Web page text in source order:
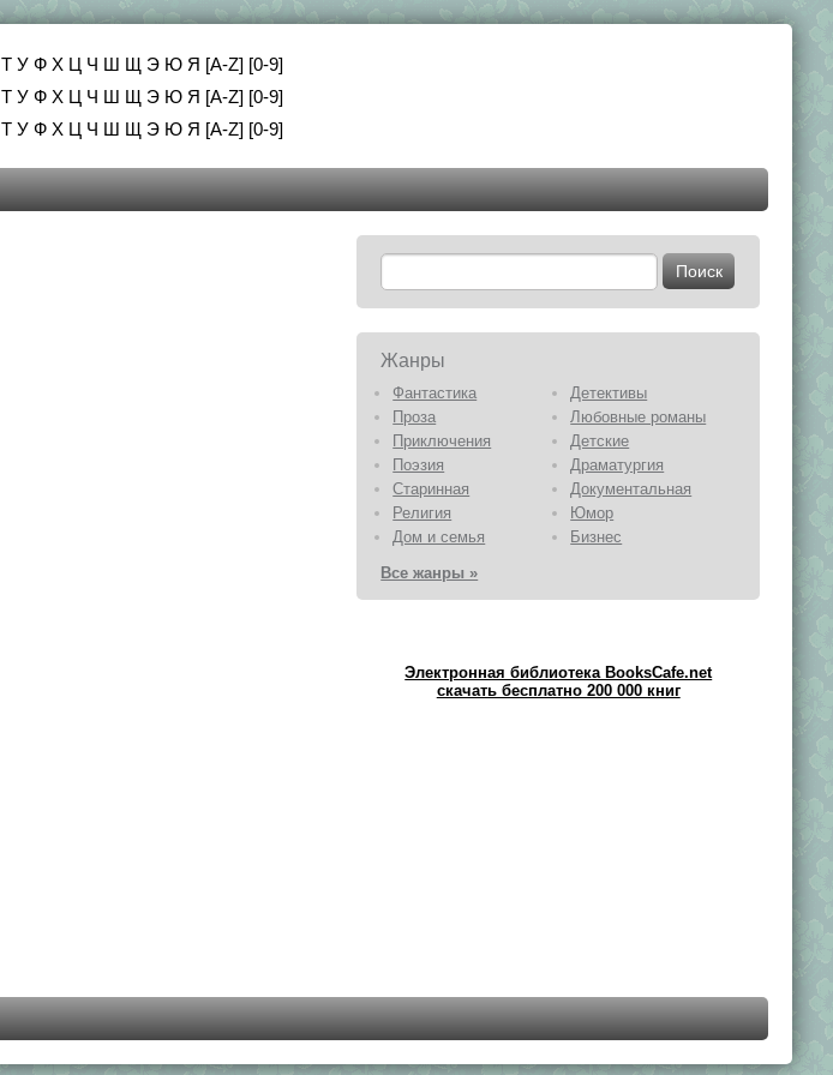
Т У Ф Х Ц Ч Ш Щ Э Ю Я [A-Z] [0-9]
Т У Ф Х Ц Ч Ш Щ Э Ю Я [A-Z] [0-9]
Т У Ф Х Ц Ч Ш Щ Э Ю Я [A-Z] [0-9]
Жанры
Фантастика
Детективы
Проза
Любовные романы
Приключения
Детские
Поэзия
Драматургия
Старинная
Документальная
Религия
Юмор
Дом и семья
Бизнес
Все жанры »
Электронная библиотека BooksCafe.net
скачать бесплатно 200 000 книг